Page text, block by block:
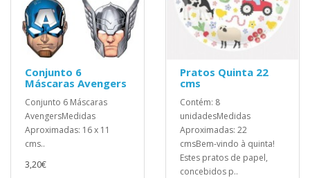
Conjunto 6
Máscaras Avengers
Conjunto 6 Máscaras
AvengersMedidas
Aproximadas: 16 x 11
cms..
3,20€
Pratos Quinta 22
cms
Contém: 8
unidadesMedidas
Aproximadas: 22
cmsBem-vindo à quinta!
Estes pratos de papel,
concebidos p..